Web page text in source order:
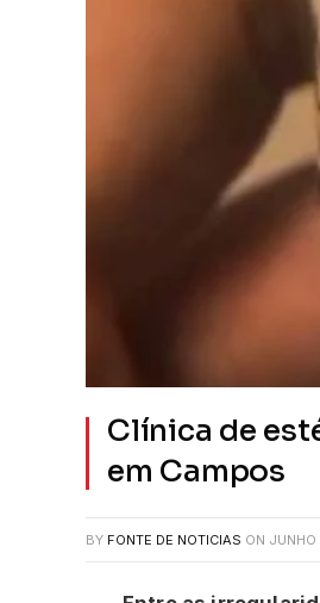
Clínica de
em Campos
BY FONTE DE NOTICIAS ON